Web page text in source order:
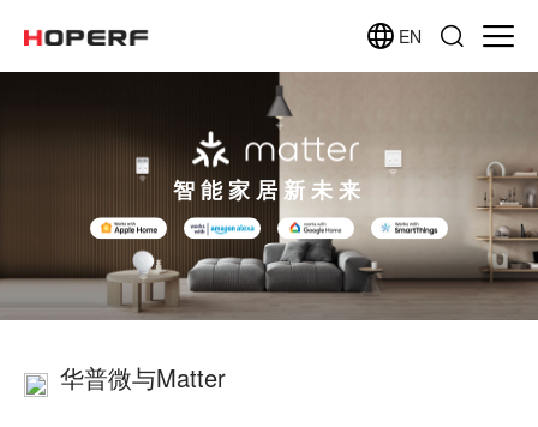
EN
智能家居新未来
华普微与Matter